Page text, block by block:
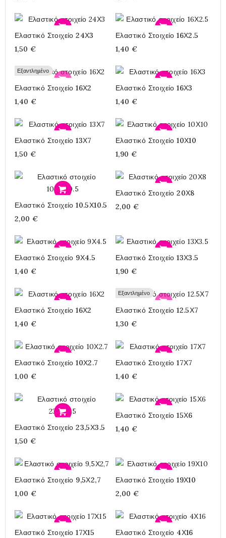
Ελαστικό Στοιχείο 24Χ3
1,50 €
Ελαστικό Στοιχείο 16Χ2.5
1,40 €
Εξαντλημένο
Ελαστικό Στοιχείο 16Χ2
1,40 €
Ελαστικό Στοιχείο 16Χ3
1,40 €
Ελαστικό Στοιχείο 13Χ7
1,50 €
Ελαστικό Στοιχείο 10Χ10
1,90 €
Ελαστικό Στοιχείο 10.5Χ10.5
2,00 €
Ελαστικό Στοιχείο 20Χ8
2,00 €
Ελαστικό Στοιχείο 9Χ4.5
1,40 €
Ελαστικό Στοιχείο 13Χ3.5
1,90 €
Ελαστικό Στοιχείο 16Χ2
1,40 €
Εξαντλημένο
Ελαστικό Στοιχείο 12.5Χ7
1,30 €
Ελαστικό Στοιχείο 10Χ2.7
1,00 €
Ελαστικό Στοιχείο 17Χ7
1,40 €
Ελαστικό Στοιχείο 23,5Χ3.5
1,50 €
Ελαστικό Στοιχείο 15Χ6
1,40 €
Ελαστικό Στοιχείο 9,5Χ2,7
1,00 €
Ελαστικό Στοιχείο 19Χ10
2,00 €
Ελαστικό Στοιχείο 17Χ15
Ελαστικό Στοιχείο 4Χ16